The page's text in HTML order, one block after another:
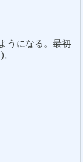
うになる。 最初
。